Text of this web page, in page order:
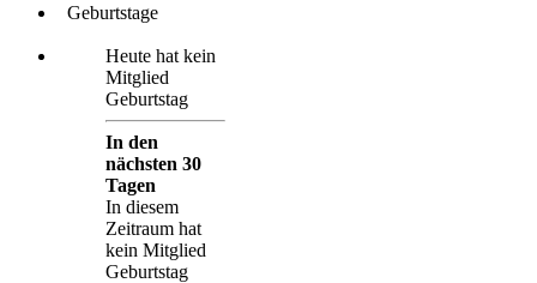
Geburtstage
Heute hat kein
Mitglied
Geburtstag
In den
nächsten 30
Tagen
In diesem
Zeitraum hat
kein Mitglied
Geburtstag